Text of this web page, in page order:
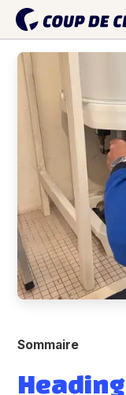
Sommaire
Heading